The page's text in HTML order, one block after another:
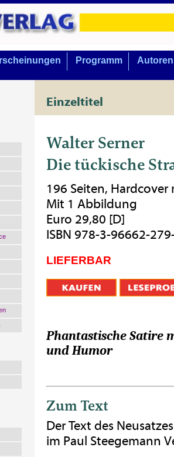
Programm Autoren
Einzeltitel
Walter Serner
Die tückische
196 Seiten,
Mit 1 Abbildung
Euro 29,80 [D]
ISBN 978-3-96662-
LIEFERBAR
Phantastische Satire
und Humor
Zum Text
Der Text des
im Paul Steegemann